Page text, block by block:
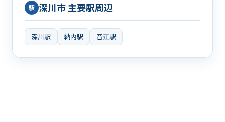
駅 深川市 主要駅周辺
深川駅 納内駅 音江駅